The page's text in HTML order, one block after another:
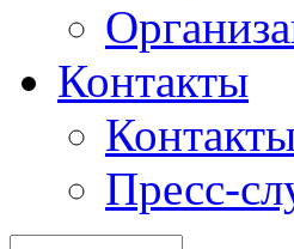
Контакты
Пресс-